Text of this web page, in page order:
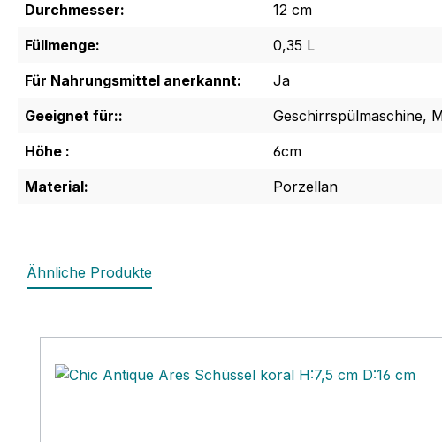
Durchmesser:
12 cm
Füllmenge:
0,35 L
Für Nahrungsmittel anerkannt:
Ja
Geeignet für::
Geschirrspülmaschine,
Höhe :
6cm
Material:
Porzellan
Ähnliche Produkte